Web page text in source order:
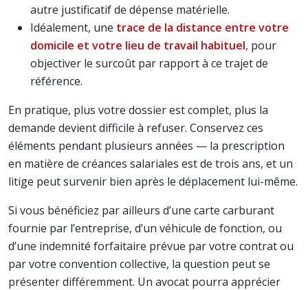
autre justificatif de dépense matérielle.
Idéalement, une trace de la distance entre votre
domicile et votre lieu de travail habituel, pour
objectiver le surcoût par rapport à ce trajet de
référence.
En pratique, plus votre dossier est complet, plus la
demande devient difficile à refuser. Conservez ces
éléments pendant plusieurs années — la prescription
en matière de créances salariales est de trois ans, et un
litige peut survenir bien après le déplacement lui-même.
Si vous bénéficiez par ailleurs d’une carte carburant
fournie par l’entreprise, d’un véhicule de fonction, ou
d’une indemnité forfaitaire prévue par votre contrat ou
par votre convention collective, la question peut se
présenter différemment. Un avocat pourra apprécier